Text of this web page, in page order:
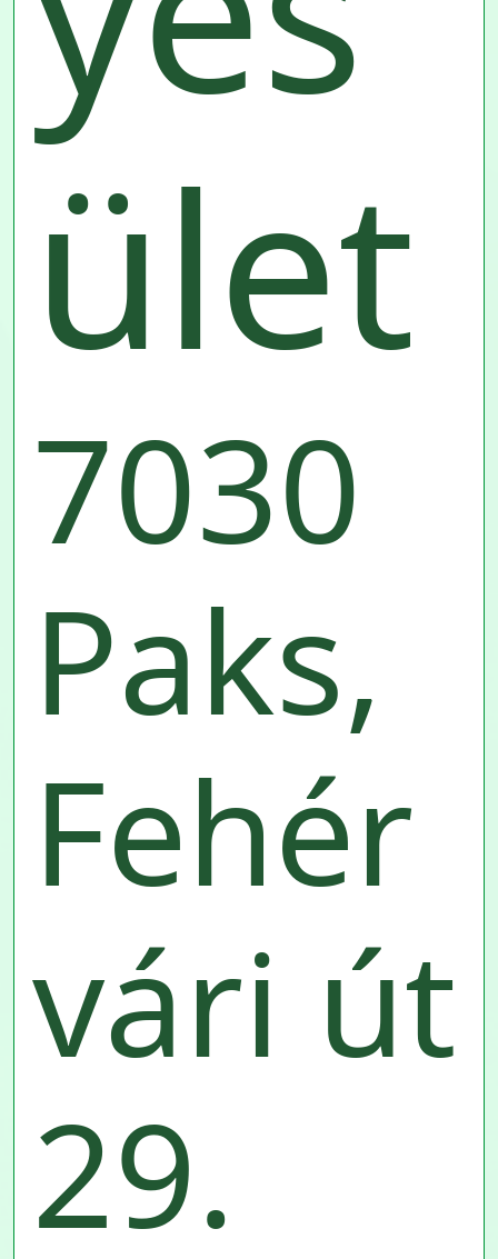
ület
7030
Paks,
Fehér
vári út
29.